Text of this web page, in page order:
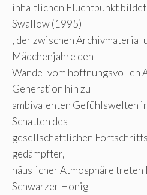
inhaltlichen Fluchtpunkt
Swallow (1995)
, der zwischen Archivmaterial
Mädchenjahre den
Wandel vom hoffnungsvollen
Generation hin zu
ambivalenten Gefühlswelten
Schatten des
gesellschaftlichen
gedämpfter,
häuslicher Atmosphäre
Schwarzer Honig